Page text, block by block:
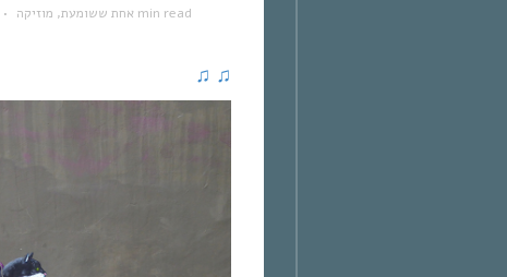
אחת ששומעת, מוזיקה • 1 min read
♫
♫